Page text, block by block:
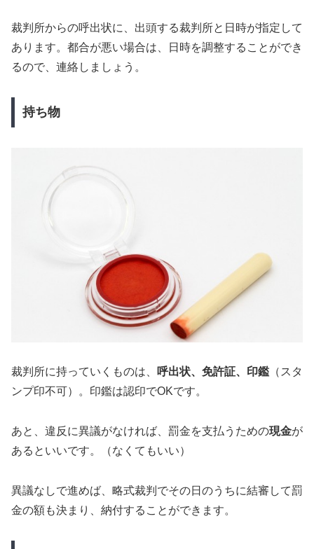
裁判所からの呼出状に、出頭する裁判所と日時が指定して
あります。都合が悪い場合は、日時を調整することができ
るので、連絡しましょう。
持ち物
裁判所に持っていくものは、 呼出状、免許証、印鑑 （スタ
ンプ印不可）。印鑑は認印でOKです。
あと、違反に異議がなければ、罰金を支払うための現金が
あるといいです。（なくてもいい）
異議なしで進めば、略式裁判でその日のうちに結審して罰
金の額も決まり、納付することができます。